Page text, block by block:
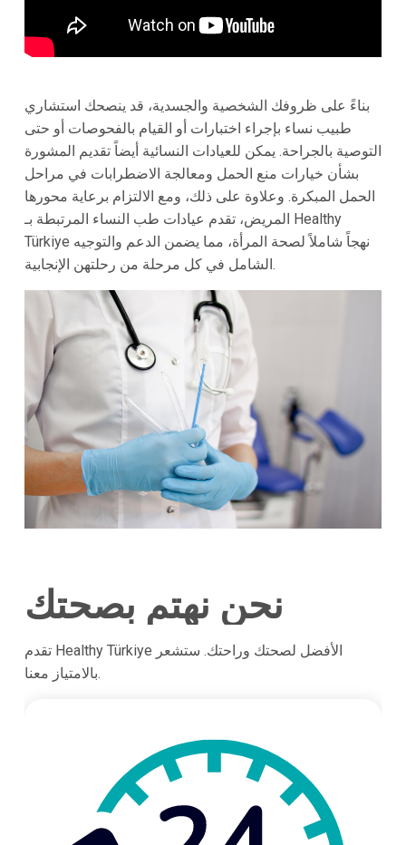
بناءً على ظروفك الشخصية والجسدية، قد ينصحك استشاري
طبيب نساء بإجراء اختبارات أو القيام بالفحوصات أو حتى
التوصية بالجراحة. يمكن للعيادات النسائية أيضاً تقديم المشورة
بشأن خيارات منع الحمل ومعالجة الاضطرابات في مراحل
الحمل المبكرة. وعلاوة على ذلك، ومع الالتزام برعاية محورها
المريض، تقدم عيادات طب النساء المرتبطة بـ Healthy
Türkiye نهجاً شاملاً لصحة المرأة، مما يضمن الدعم والتوجيه
الشامل في كل مرحلة من رحلتهن الإنجابية.
نحن نهتم بصحتك
تقدم Healthy Türkiye الأفضل لصحتك وراحتك. ستشعر
بالامتياز معنا.